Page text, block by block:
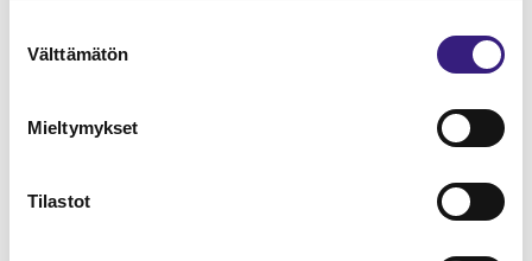
valinta
Välttämätön
Mieltymykset
Tilastot